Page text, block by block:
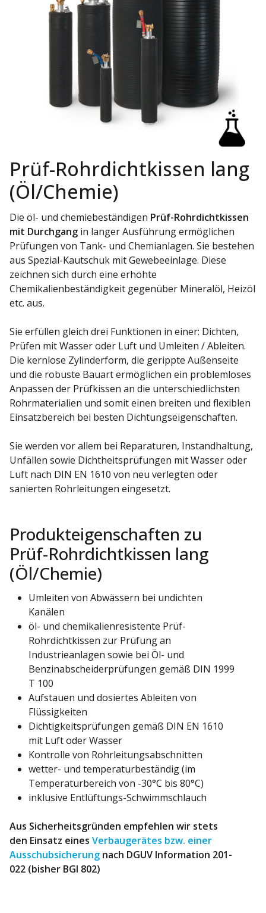
Prüf-Rohrdichtkissen lang
(Öl/Chemie)
Die öl- und chemiebeständigen Prüf-Rohrdichtkissen
mit Durchgang in langer Ausführung ermöglichen
Prüfungen von Tank- und Chemianlagen. Sie bestehen
aus Spezial-Kautschuk mit Gewebeeinlage. Diese
zeichnen sich durch eine erhöhte
Chemikalienbeständigkeit gegenüber Mineralöl, Heizöl
etc. aus.
Sie erfüllen gleich drei Funktionen in einer: Dichten,
Prüfen mit Wasser oder Luft und Umleiten / Ableiten.
Die kernlose Zylinderform, die gerippte Außenseite
und die robuste Bauart ermöglichen ein problemloses
Anpassen der Prüfkissen an die unterschiedlichsten
Rohrmaterialien und somit einen breiten und flexiblen
Einsatzbereich bei besten Dichtungseigenschaften.
Sie werden vor allem bei Reparaturen, Instandhaltung,
Unfällen sowie Dichtheitsprüfungen mit Wasser oder
Luft nach DIN EN 1610 von neu verlegten oder
sanierten Rohrleitungen eingesetzt.
Produkteigenschaften zu
Prüf-Rohrdichtkissen lang
(Öl/Chemie)
Umleiten von Abwässern bei undichten
Kanälen
öl- und chemikalienresistente Prüf-
Rohrdichtkissen zur Prüfung an
Industrieanlagen sowie bei Öl- und
Benzinabscheiderprüfungen gemäß DIN 1999
T 100
Aufstauen und dosiertes Ableiten von
Flüssigkeiten
Dichtigkeitsprüfungen gemäß DIN EN 1610
mit Luft oder Wasser
Kontrolle von Rohrleitungsabschnitten
wetter- und temperaturbeständig (im
Temperaturbereich von -30°C bis 80°C)
inklusive Entlüftungs-Schwimmschlauch
Aus Sicherheitsgründen empfehlen wir stets
den Einsatz eines Verbaugerätes bzw. einer
Ausschubsicherung nach DGUV Information 201-
022 (bisher BGI 802)